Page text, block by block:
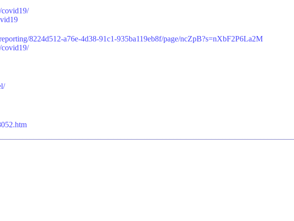
covid19/
8224d512-a76e-4d38-91c1-935ba119eb8f/page/ncZpB?s=nXbF2P6La2M
covid19/